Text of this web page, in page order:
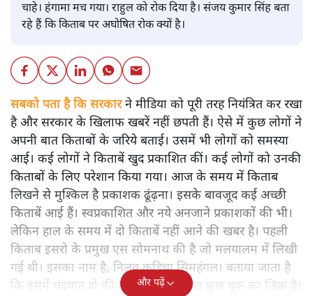
चाहे। हंगामा मच गया। राहुल को रोक दिया है। संजय कुमार सिंह बता
रहे हैं कि किताब पर अघोषित रोक क्यों है।
सबको पता है कि सरकारने मीडिया को पूरी तरह नियंत्रित कर रखा
है और सरकार के खिलाफ खबरें नहीं छपती हैं। ऐसे में कुछ लोगों ने
अपनी बात किताबों के जरिये बताई। उसमें भी लोगों को समस्या
आई। कई लोगों ने किताबें खुद प्रकाशित कीं। कई लोगों को उनकी
किताबों के लिए परेशान किया गया। आज के समय में किताब
लिखने से मुश्किल है प्रकाशक ढूंढ़ना। इसके बावजूद कई अच्छी
किताबें आई हैं। स्वप्रकाशित और नये अनजाने प्रकाशकों की भी।
लेकिन हाल के समय में दो किताबें नहीं आने की खबर है। पहली
किताब इसरो के प्रमुख एस सोमनाथ की है जो मलयालम में लिखी
गई थी। इसका नाम है, निलवु कुडिचा सिमहंगल। बताया जाता है
कि इसमें चंद्रयान दो की नाकामी से संबंधित कुछ चूक का जिक्र है।
और पढ़ें